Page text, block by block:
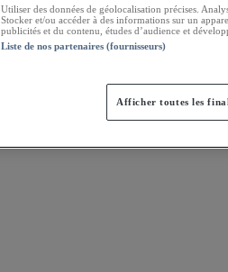
Utiliser des données de géolocalisation précises.
Stocker et/ou accéder à des informations sur un
publicités et du contenu, études d’audience et
Liste de nos partenaires (fournisseurs)
Afficher toutes les